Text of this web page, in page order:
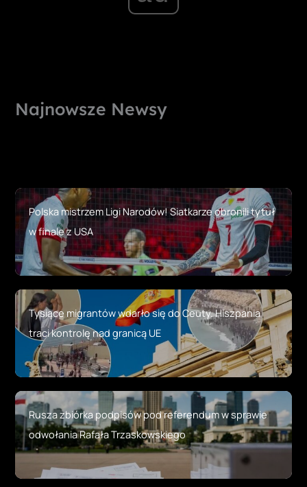
Najnowsze Newsy
Polska mistrzem Ligi Narodów! Siatkarze obronili tytuł
w finale z USA
Tysiące migrantów wdarło się do Ceuty. Hiszpania
traci kontrolę nad granicą UE
Rusza zbiórka podpisów pod referendum w sprawie
odwołania Rafała Trzaskowskiego